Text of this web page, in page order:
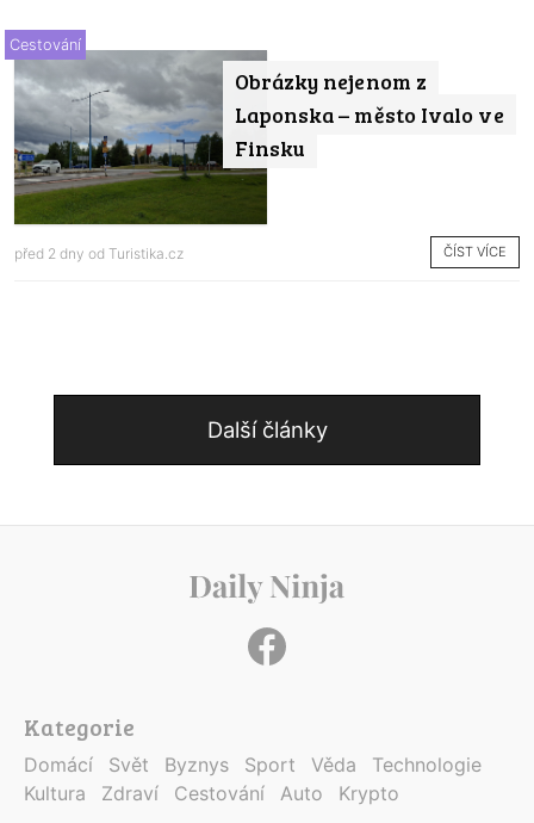
Obrázky nejenom z
Laponska – město Ivalo ve
Finsku
Cestování
před 2 dny od Turistika.cz ČÍST VÍCE
Další články
Kategorie
Domácí Svět Byznys Sport Věda
Technologie
Kultura
Zdraví Cestování Auto Krypto